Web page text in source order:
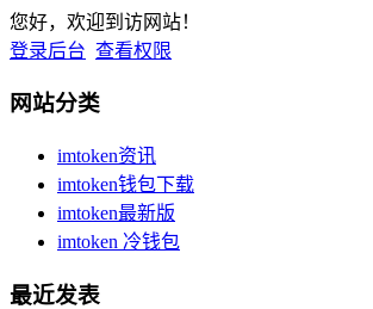
您好，欢迎到访网站！
登录后台 查看权限
网站分类
imtoken资讯
imtoken钱包下载
imtoken最新版
imtoken 冷钱包
最近发表